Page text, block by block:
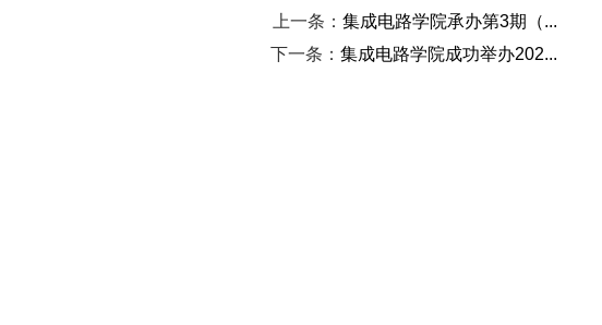
上一条： 集成电路学院承办第3期（...
下一条： 集成电路学院成功举办202...